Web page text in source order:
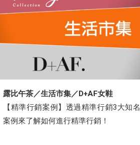
露比午茶／生活市集／D+AF女鞋
【精準行銷案例】透過精準行銷3大知名
案例來了解如何進行精準行銷！